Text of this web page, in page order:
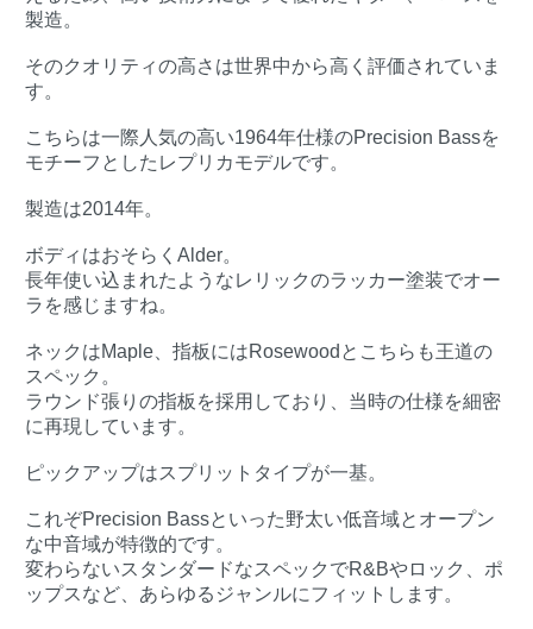
製造。
そのクオリティの高さは世界中から高く評価されていま
す。
こちらは一際人気の高い1964年仕様のPrecision Bassを
モチーフとしたレプリカモデルです。
製造は2014年。
ボディはおそらくAlder。
長年使い込まれたようなレリックのラッカー塗装でオー
ラを感じますね。
ネックはMaple、指板にはRosewoodとこちらも王道の
スペック。
ラウンド張りの指板を採用しており、当時の仕様を細密
に再現しています。
ピックアップはスプリットタイプが一基。
これぞPrecision Bassといった野太い低音域とオープン
な中音域が特徴的です。
変わらないスタンダードなスペックでR&Bやロック、ポ
ップスなど、あらゆるジャンルにフィットします。